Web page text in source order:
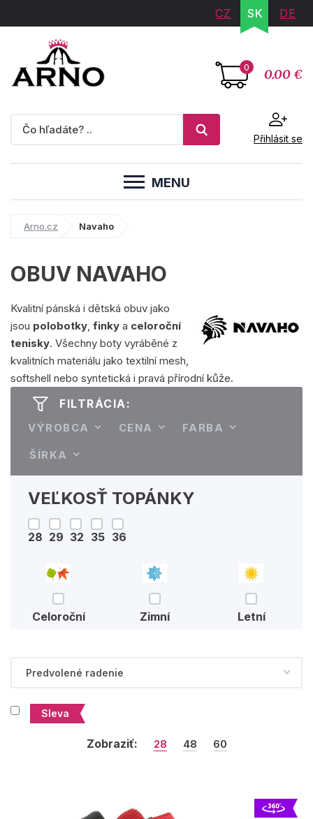
CZ SK DE
0 0.00 €
Přihlásit se
MENU
Arno.cz Navaho
OBUV NAVAHO
Kvalitní pánská i dětská obuv jako
jsou polobotky, finky a celoroční
tenisky. Všechny boty vyráběné z
kvalitních materiálu jako textilní mesh,
softshell nebo syntetická i pravá přírodní kůže.
FILTRÁCIA:
VÝROBCA CENA FARBA
ŠÍRKA
VEĽKOSŤ TOPÁNKY
28 29 32 35 36
Celoroční Zimní Letní
Sleva
Zobraziť: 28 48 60